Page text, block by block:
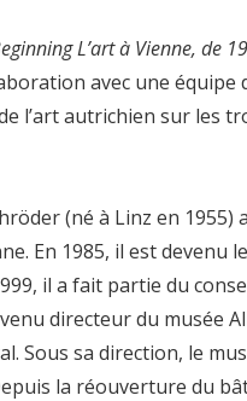
L’art à Vienne, de
avec une équipe
l’art autrichien sur les
(né à Linz en 1955)
En 1985, il est devenu
il a fait partie du
directeur du musée
Sous sa direction, le
la réouverture du